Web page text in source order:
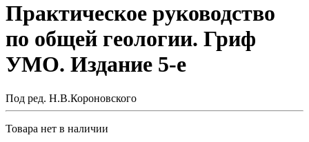
Практическое руководство
по общей геологии. Гриф
УМО. Издание 5-е
Под ред. Н.В.Короновского
Товара нет в наличии